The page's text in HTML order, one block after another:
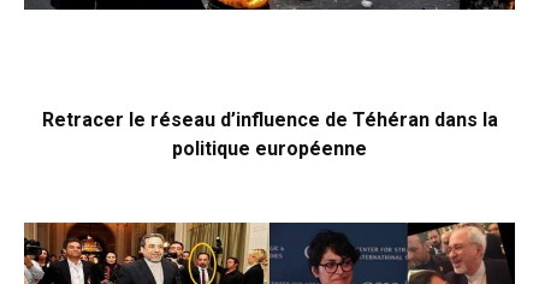
Retracer le réseau d’influence de Téhéran dans la
politique européenne